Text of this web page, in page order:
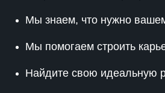
Мы знаем, что нужно
Мы помогаем строить
Найдите свою идеальную